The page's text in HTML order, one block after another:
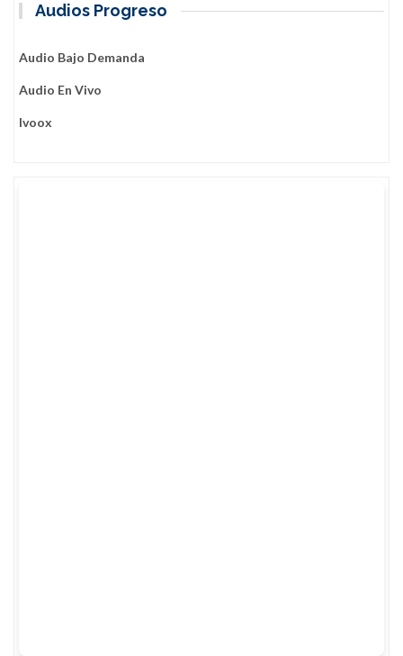
Audios Progreso
Audio Bajo Demanda
Audio En Vivo
Ivoox